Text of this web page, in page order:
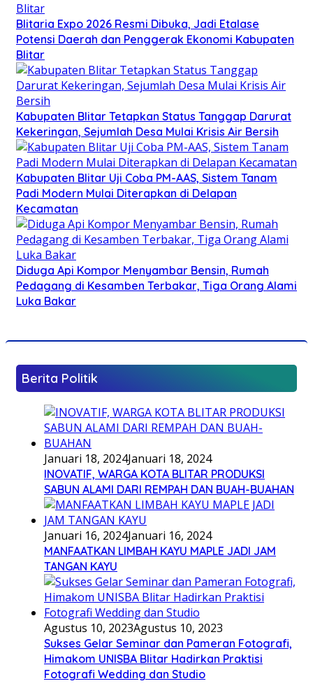
Blitaria Expo 2026 Resmi Dibuka, Jadi Etalase
Potensi Daerah dan Penggerak Ekonomi Kabupaten
Blitar
Kabupaten Blitar Tetapkan Status Tanggap Darurat
Kekeringan, Sejumlah Desa Mulai Krisis Air Bersih
Kabupaten Blitar Uji Coba PM-AAS, Sistem Tanam
Padi Modern Mulai Diterapkan di Delapan
Kecamatan
Diduga Api Kompor Menyambar Bensin, Rumah
Pedagang di Kesamben Terbakar, Tiga Orang Alami
Luka Bakar
Berita Politik
Januari 18, 2024Januari 18, 2024
INOVATIF, WARGA KOTA BLITAR PRODUKSI
SABUN ALAMI DARI REMPAH DAN BUAH-BUAHAN
Januari 16, 2024Januari 16, 2024
MANFAATKAN LIMBAH KAYU MAPLE JADI JAM
TANGAN KAYU
Agustus 10, 2023Agustus 10, 2023
Sukses Gelar Seminar dan Pameran Fotografi,
Himakom UNISBA Blitar Hadirkan Praktisi
Fotografi Wedding dan Studio